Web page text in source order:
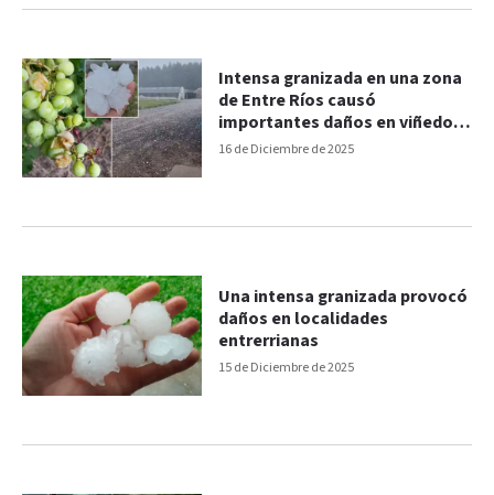
16 de Diciembre de 2025
Intensa granizada en una zona
de Entre Ríos causó
importantes daños en viñedos
y cítricos
15 de Diciembre de 2025
Una intensa granizada provocó
daños en localidades
entrerrianas